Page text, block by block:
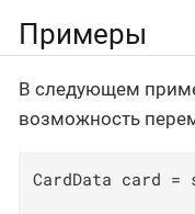
Примеры
В следующем
возможность
CardData card =